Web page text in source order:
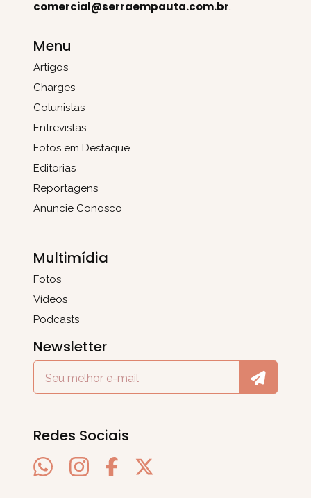
comercial@serraempauta.com.br.
Menu
Artigos
Charges
Colunistas
Entrevistas
Fotos em Destaque
Editorias
Reportagens
Anuncie Conosco
Multimídia
Fotos
Vídeos
Podcasts
Newsletter
Redes Sociais